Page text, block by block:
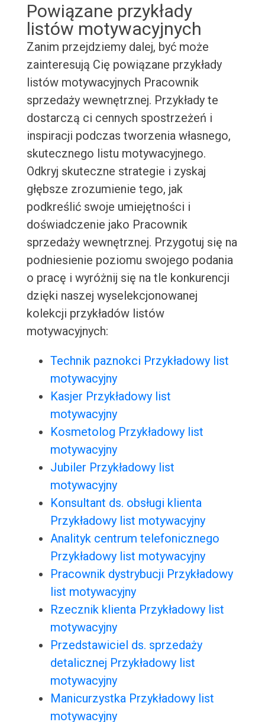
Powiązane przykłady
listów motywacyjnych
Zanim przejdziemy dalej, być może
zainteresują Cię powiązane przykłady
listów motywacyjnych Pracownik
sprzedaży wewnętrznej. Przykłady te
dostarczą ci cennych spostrzeżeń i
inspiracji podczas tworzenia własnego,
skutecznego listu motywacyjnego.
Odkryj skuteczne strategie i zyskaj
głębsze zrozumienie tego, jak
podkreślić swoje umiejętności i
doświadczenie jako Pracownik
sprzedaży wewnętrznej. Przygotuj się na
podniesienie poziomu swojego podania
o pracę i wyróżnij się na tle konkurencji
dzięki naszej wyselekcjonowanej
kolekcji przykładów listów
motywacyjnych:
Technik paznokci Przykładowy list
motywacyjny
Kasjer Przykładowy list
motywacyjny
Kosmetolog Przykładowy list
motywacyjny
Jubiler Przykładowy list
motywacyjny
Konsultant ds. obsługi klienta
Przykładowy list motywacyjny
Analityk centrum telefonicznego
Przykładowy list motywacyjny
Pracownik dystrybucji Przykładowy
list motywacyjny
Rzecznik klienta Przykładowy list
motywacyjny
Przedstawiciel ds. sprzedaży
detalicznej Przykładowy list
motywacyjny
Manicurzystka Przykładowy list
motywacyjny